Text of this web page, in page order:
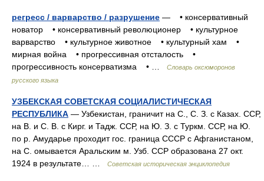
регресс / варварство / разрушение — • консервативный
новатор • консервативный революционер • культурное
варварство • культурное животное • культурный хам •
мирная война • прогрессивная отсталость •
прогрессивность консерватизма • …
Словарь оксюморонов
русского языка
УЗБЕКСКАЯ СОВЕТСКАЯ СОЦИАЛИСТИЧЕСКАЯ
РЕСПУБЛИКА — Узбекистан, граничит на С., С. З. с Казах. ССР,
на В. и С. В. с Кирг. и Тадж. ССР, на Ю. З. с Туркм. ССР, на Ю.
по р. Амударье проходит гос. граница СССР с Афганистаном,
на С. омывается Аральским м. Узб. ССР образована 27 окт.
1924 в результате… …
Советская историческая энциклопедия